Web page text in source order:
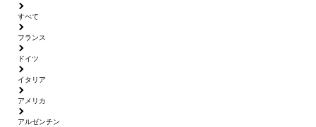
すべて
フランス
ドイツ
イタリア
アメリカ
アルゼンチン